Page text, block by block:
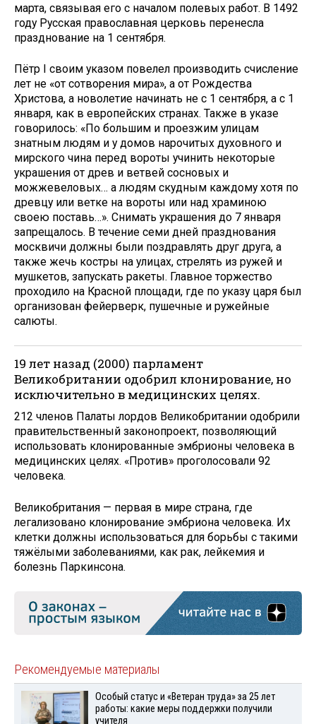
марта, связывая его с началом полевых работ. В 1492
году Русская православная церковь перенесла
празднование на 1 сентября.
Пётр I своим указом повелел производить счисление
лет не «от сотворения мира», а от Рождества
Христова, а новолетие начинать не с 1 сентября, а с 1
января, как в европейских странах. Также в указе
говорилось: «По большим и проезжим улицам
знатным людям и у домов нарочитых духовного и
мирского чина перед вороты учинить некоторые
украшения от древ и ветвей сосновых и
можжевеловых… а людям скудным каждому хотя по
древцу или ветке на вороты или над храминою
своею поставь…». Снимать украшения до 7 января
запрещалось. В течение семи дней празднования
москвичи должны были поздравлять друг друга, а
также жечь костры на улицах, стрелять из ружей и
мушкетов, запускать ракеты. Главное торжество
проходило на Красной площади, где по указу царя был
организован фейерверк, пушечные и ружейные
салюты.
19 лет назад (2000) парламент
Великобритании одобрил клонирование, но
исключительно в медицинских целях.
212 членов Палаты лордов Великобритании одобрили
правительственный законопроект, позволяющий
использовать клонированные эмбрионы человека в
медицинских целях. «Против» проголосовали 92
человека.
Великобритания — первая в мире страна, где
легализовано клонирование эмбриона человека. Их
клетки должны использоваться для борьбы с такими
тяжёлыми заболеваниями, как рак, лейкемия и
болезнь Паркинсона.
Рекомендуемые материалы
Особый статус и «Ветеран труда» за 25 лет
работы: какие меры поддержки получили
учителя